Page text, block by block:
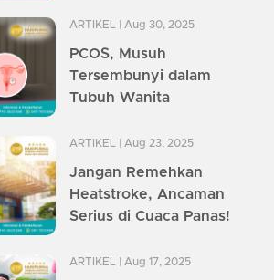
ARTIKEL | Aug 30, 2025
PCOS, Musuh
Tersembunyi dalam
Tubuh Wanita
ARTIKEL | Aug 23, 2025
Jangan Remehkan
Heatstroke, Ancaman
Serius di Cuaca Panas!
ARTIKEL | Aug 17, 2025